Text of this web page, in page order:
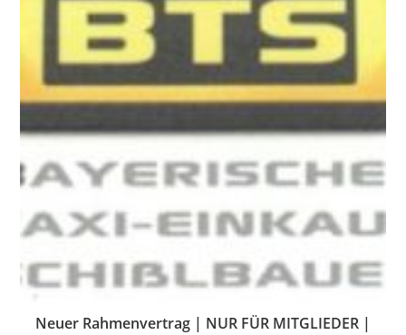
Neuer Rahmenvertrag | NUR FÜR MITGLIEDER |